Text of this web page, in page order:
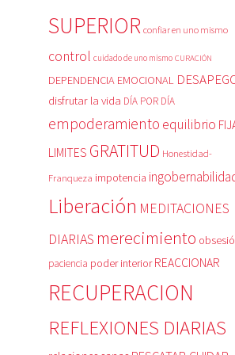
SUPERIOR confiar en uno mismo
control cuidado de uno mismo CURACIÓN
DEPENDENCIA EMOCIONAL
disfrutar la vida DÍA POR DÍA
empoderamiento equilibrio
LIMITES GRATITUD Honestidad-
Franqueza impotencia
Liberación MEDITACIONES
DIARIAS merecimiento
paciencia poder interior REACCIONAR
RECUPERACION
REFLEXIONES DIARIAS